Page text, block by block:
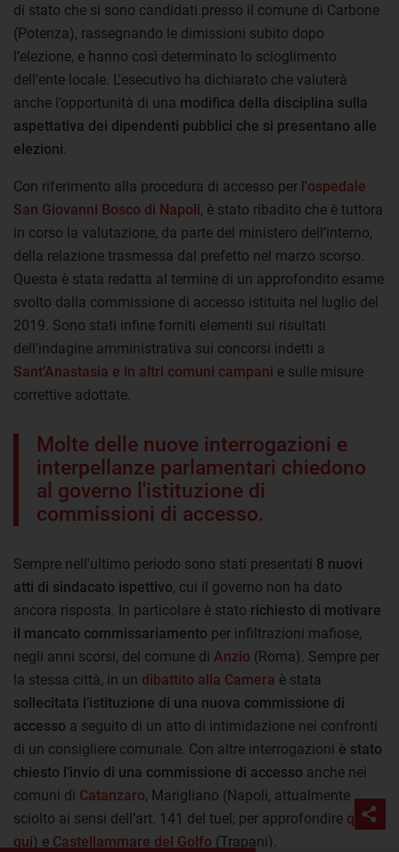
di stato che si sono candidati presso il comune di Carbone
(Potenza), rassegnando le dimissioni subito dopo
l’elezione, e hanno così determinato lo scioglimento
dell’ente locale. L'esecutivo ha dichiarato che valuterà
anche l’opportunità di una modifica della disciplina sulla
aspettativa dei dipendenti pubblici che si presentano alle
elezioni.
Con riferimento alla procedura di accesso per l'ospedale
San Giovanni Bosco di Napoli, è stato ribadito che è tuttora
in corso la valutazione, da parte del ministero dell’interno,
della relazione trasmessa dal prefetto nel marzo scorso.
Questa è stata redatta al termine di un approfondito esame
svolto dalla commissione di accesso istituita nel luglio del
2019. Sono stati infine forniti elementi sui risultati
dell’indagine amministrativa sui concorsi indetti a
Sant’Anastasia e in altri comuni campani e sulle misure
correttive adottate.
Molte delle nuove interrogazioni e
interpellanze parlamentari chiedono
al governo l'istituzione di
commissioni di accesso.
Sempre nell'ultimo periodo sono stati presentati 8 nuovi
atti di sindacato ispettivo, cui il governo non ha dato
ancora risposta. In particolare è stato richiesto di motivare
il mancato commissariamento per infiltrazioni mafiose,
negli anni scorsi, del comune di Anzio (Roma). Sempre per
la stessa città, in un dibattito alla Camera è stata
sollecitata l’istituzione di una nuova commissione di
accesso a seguito di un atto di intimidazione nei confronti
di un consigliere comunale. Con altre interrogazioni è stato
chiesto l’invio di una commissione di accesso anche nei
comuni di Catanzaro, Marigliano (Napoli, attualmente
sciolto ai sensi dell’art. 141 del tuel; per approfondire quie
qui) e Castellammare del Golfo (Trapani).